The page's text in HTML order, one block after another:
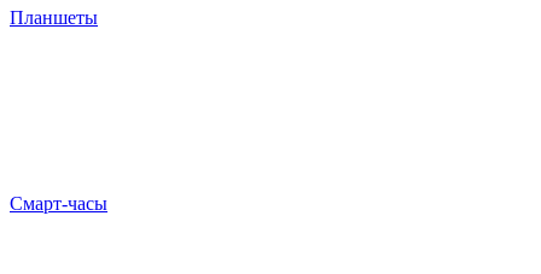
Планшеты
Смарт-часы